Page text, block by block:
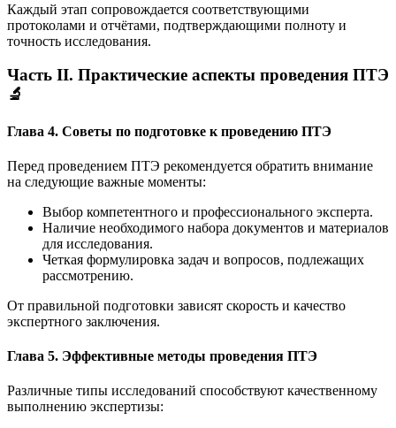
Каждый этап сопровождается соответствующими
протоколами и отчётами, подтверждающими полноту и
точность исследования.
Часть II. Практические аспекты проведения ПТЭ
🔬
Глава 4. Советы по подготовке к проведению ПТЭ
Перед проведением ПТЭ рекомендуется обратить внимание
на следующие важные моменты:
Выбор компетентного и профессионального эксперта.
Наличие необходимого набора документов и материалов
для исследования.
Четкая формулировка задач и вопросов, подлежащих
рассмотрению.
От правильной подготовки зависят скорость и качество
экспертного заключения.
Глава 5. Эффективные методы проведения ПТЭ
Различные типы исследований способствуют качественному
выполнению экспертизы: